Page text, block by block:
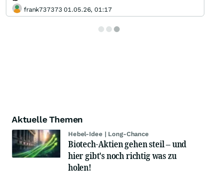
frank737373 01.05.26, 01:17
Aktuelle Themen
Hebel-Idee | Long-Chance
Biotech-Aktien gehen steil – und
hier gibt's noch richtig was zu
holen!